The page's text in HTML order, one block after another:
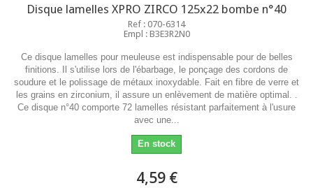
Disque lamelles XPRO ZIRCO 125x22 bombe n°40
Ref : 070-6314
Empl : B3E3R2N0
Ce disque lamelles pour meuleuse est indispensable pour de belles
finitions. Il s'utilise lors de l'ébarbage, le ponçage des cordons de
soudure et le polissage de métaux inoxydable. Fait en fibre de verre et
les grains en zirconium, il assure un enlèvement de matière optimal. .
Ce disque n°40 comporte 72 lamelles résistant parfaitement à l'usure
avec une...
En stock
4,59 €